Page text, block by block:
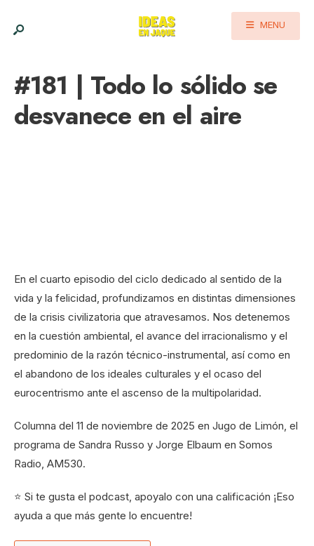
MENU
#181 | Todo lo sólido se
desvanece en el aire
En el cuarto episodio del ciclo dedicado al sentido de la
vida y la felicidad, profundizamos en distintas dimensiones
de la crisis civilizatoria que atravesamos. Nos detenemos
en la cuestión ambiental, el avance del irracionalismo y el
predominio de la razón técnico-instrumental, así como en
el abandono de los ideales culturales y el ocaso del
eurocentrismo ante el ascenso de la multipolaridad.
Columna del 11 de noviembre de 2025 en Jugo de Limón, el
programa de Sandra Russo y Jorge Elbaum en Somos
Radio, AM530.
⭐ Si te gusta el podcast, apoyalo con una calificación ¡Eso
ayuda a que más gente lo encuentre!